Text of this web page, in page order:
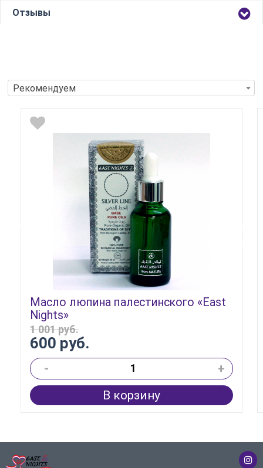
Отзывы
Рекомендуем
Масло люпина палестинского «East
Nights»
600 руб.
1 001 руб.
-
+
В корзину